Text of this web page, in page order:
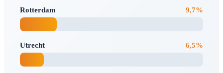
Rotterdam 9,7%
Utrecht 6,5%